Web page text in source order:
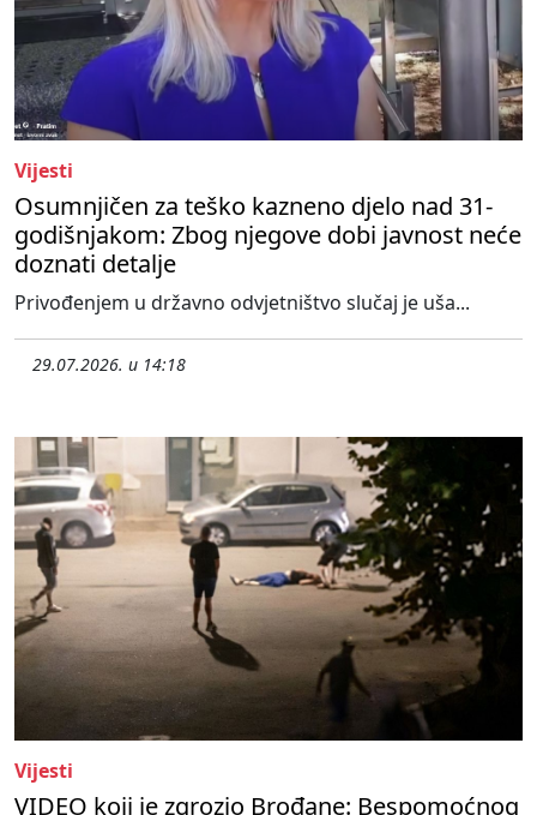
Vijesti
Osumnjičen za teško kazneno djelo nad 31-
godišnjakom: Zbog njegove dobi javnost neće
doznati detalje
Privođenjem u državno odvjetništvo slučaj je uša...
29.07.2026. u 14:18
Vijesti
VIDEO koji je zgrozio Brođane: Bespomoćnog